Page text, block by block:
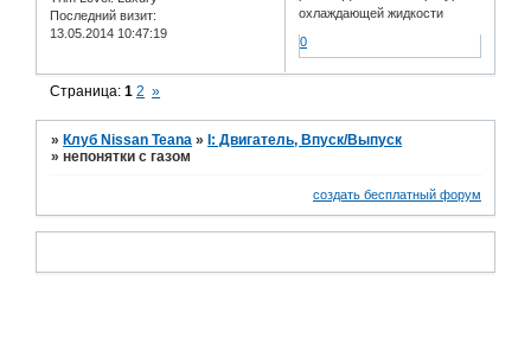
Последний визит:
13.05.2014 10:47:19
охлаждающей жидкости
0
Страница:1 2 »
» Клуб Nissan Teana » I: Двигатель, Впуск/Выпуск
»непонятки с газом
создать бесплатный форум